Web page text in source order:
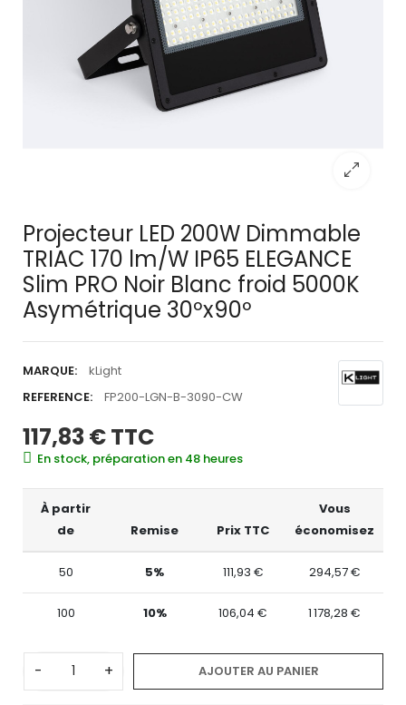
Projecteur LED 200W Dimmable
TRIAC 170 lm/W IP65 ELEGANCE
Slim PRO Noir Blanc froid 5000K
Asymétrique 30ºx90º
MARQUE:
kLight
REFERENCE:
FP200-LGN-B-3090-CW
117,83 €TTC
En stock, préparation en 48 heures
À partir
de
Remise Prix TTC
Vous
économisez
50 5% 111,93 € 294,57 €
100 10% 106,04 € 1 178,28 €
- + AJOUTER AU PANIER